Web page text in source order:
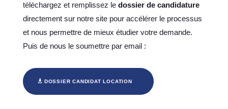
téléchargez et remplissez le dossier de candidature
directement sur notre site pour accélérer le processus
et nous permettre de mieux étudier votre demande.
Puis de nous le soumettre par email :
DOSSIER CANDIDAT LOCATION